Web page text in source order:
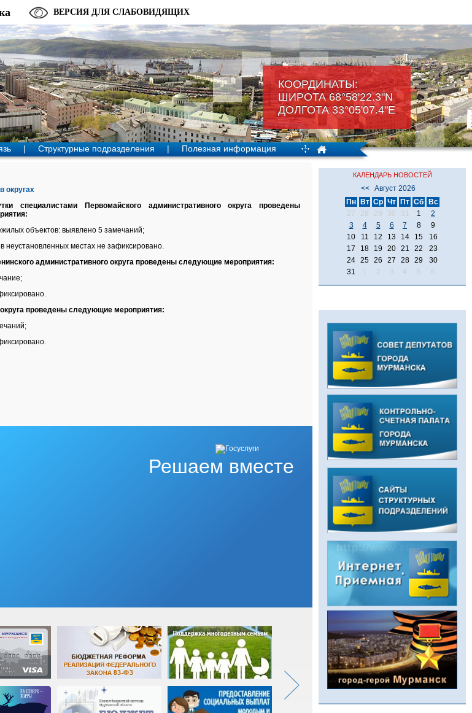
КООРДИНАТЫ:
ШИРОТА 68°58'22.3"N
ДОЛГОТА 33°05'07.4"Е
ВЕРСИЯ ДЛЯ СЛАБОВИДЯЩИХ
| Структурные подразделения | Полезная информация
округах
специалистами Первомайского административного округа проведены
объектов: выявлено 5 замечаний;
неустановленных местах не зафиксировано.
административного округа проведены следующие мероприятия:
проведены следующие мероприятия:
Решаем вместе
КАЛЕНДАРЬ НОВОСТЕЙ
<<
Август 2026
Пн
Вт Ср Чт Пт Сб
Вс
27
28 29 30 31 1
2
3
4 5 6 7 8
9
10
11 12 13 14 15
16
17
18 19 20 21 22
23
24 25 26 27 28 29
30
31
1 2 3 4 5 6